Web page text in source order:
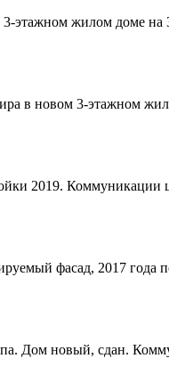
3-этажном жилом доме на
в новом 3-этажном
2019. Коммуникации
фасад, 2017 года
Дом новый, сдан.